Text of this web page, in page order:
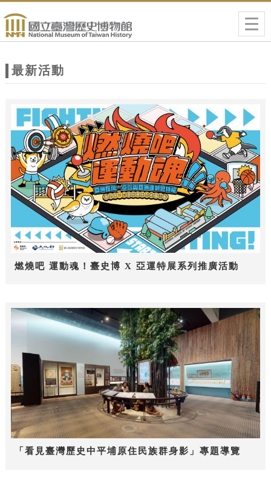
站最新活動
燃燒吧 運動魂！臺史博 X 亞運特展系列推廣活動
「看見臺灣歷史中平埔原住民族群身影」專題導覽